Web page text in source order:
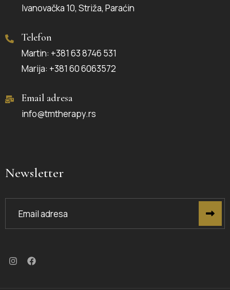
Ivanovačka 10, Striža, Paraćin
Telefon
Martin: +381 63 8746 531
Marija: +381 60 6063572
Email adresa
info@tmtherapy.rs
Newsletter